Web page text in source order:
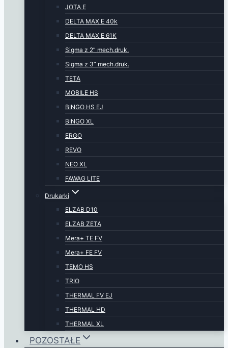
JOTA E
DELTA MAX E 40k
DELTA MAX E 61K
Sigma z 2” mech.druk.
Sigma z 3” mech.druk.
TETA
MOBILE HS
BINGO HS EJ
BINGO XL
ERGO
REVO
NEO XL
FAWAG LITE
Drukarki
ELZAB D10
ELZAB ZETA
Mera+ TE FV
Mera+ FE FV
TEMO HS
TRIO
THERMAL FV EJ
THERMAL HD
THERMAL XL
POZOSTAŁE